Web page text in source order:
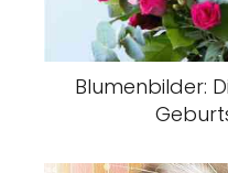
Blumenbilder: